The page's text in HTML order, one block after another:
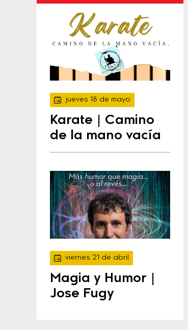
jueves 18 de mayo
Karate | Camino
de la mano vacía
viernes 21 de abril
Magia y Humor |
Jose Fugy